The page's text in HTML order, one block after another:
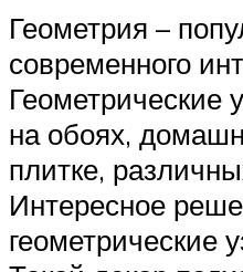
Геометрия –
современного
Геометрические
на обоях,
плитке,
Интересное
геометрические